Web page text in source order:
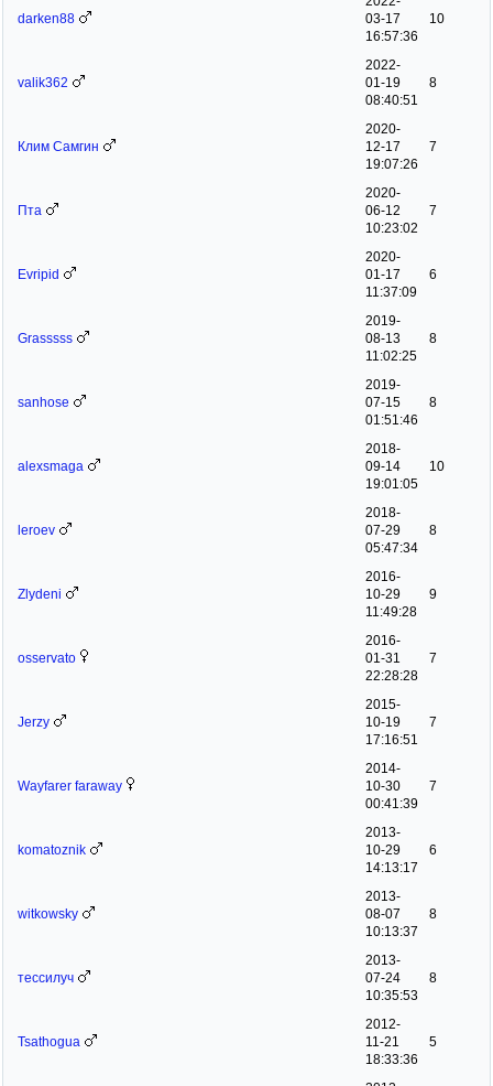
darken88
03-17
16:57:36
10
valik362
2022-
01-19
08:40:51
8
Клим Самгин
2020-
12-17
19:07:26
7
Пта
2020-
06-12
10:23:02
7
Evripid
2020-
01-17
11:37:09
6
Grasssss
2019-
08-13
11:02:25
8
sanhose
2019-
07-15
01:51:46
8
alexsmaga
2018-
09-14
19:01:05
10
leroev
2018-
07-29
05:47:34
8
Zlydeni
2016-
10-29
11:49:28
9
osservato
2016-
01-31
22:28:28
7
Jerzy
2015-
10-19
17:16:51
7
Wayfarer faraway
2014-
10-30
00:41:39
7
komatoznik
2013-
10-29
14:13:17
6
witkowsky
2013-
08-07
10:13:37
8
тессилуч
2013-
07-24
10:35:53
8
Tsathogua
2012-
11-21
18:33:36
5